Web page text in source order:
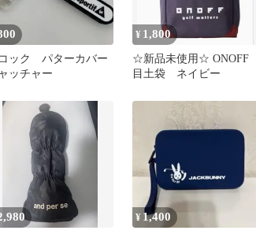
ック パターカバー
ッチャー
¥ 1,800
☆新品未使用☆ ONOFF
目土袋 ネイビー
¥ 1,400